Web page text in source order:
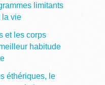
limitants
la vie
et les corps
habitude
éthériques, le